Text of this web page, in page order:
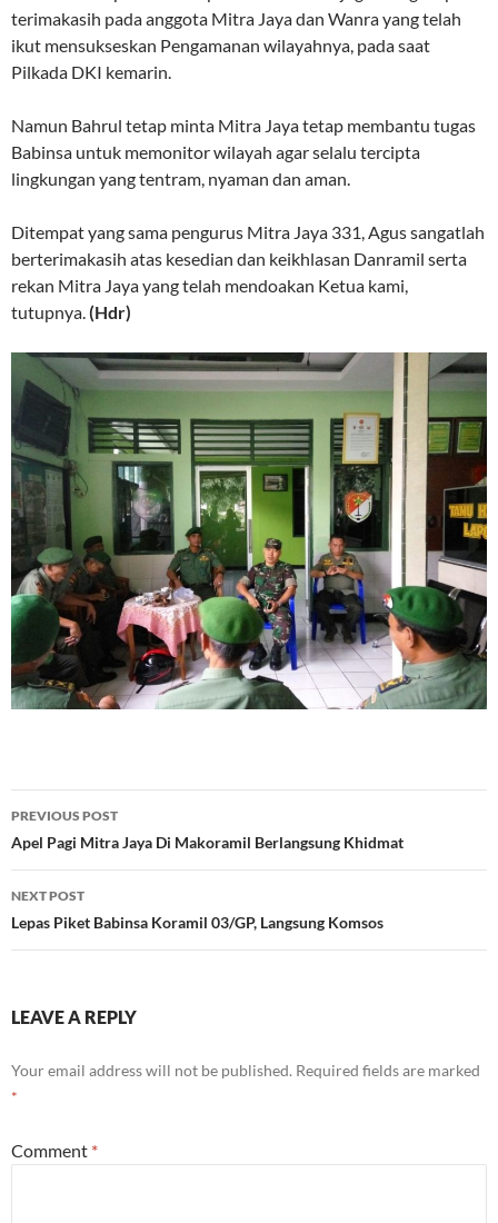
terimakasih pada anggota Mitra Jaya dan Wanra yang telah
ikut mensukseskan Pengamanan wilayahnya, pada saat
Pilkada DKI kemarin.
Namun Bahrul tetap minta Mitra Jaya tetap membantu tugas
Babinsa untuk memonitor wilayah agar selalu tercipta
lingkungan yang tentram, nyaman dan aman.
Ditempat yang sama pengurus Mitra Jaya 331, Agus sangatlah
berterimakasih atas kesedian dan keikhlasan Danramil serta
rekan Mitra Jaya yang telah mendoakan Ketua kami,
tutupnya.(Hdr)
Post
navigation
PREVIOUS POST
Apel Pagi Mitra Jaya Di Makoramil Berlangsung Khidmat
NEXT POST
Lepas Piket Babinsa Koramil 03/GP, Langsung Komsos
LEAVE A REPLY
Your email address will not be published. Required fields are marked
*
Comment *